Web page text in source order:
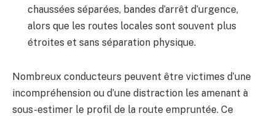
chaussées séparées, bandes d’arrêt d’urgence,
alors que les routes locales sont souvent plus
étroites et sans séparation physique.
Nombreux conducteurs peuvent être victimes d’une
incompréhension ou d’une distraction les amenant à
sous-estimer le profil de la route empruntée. Ce